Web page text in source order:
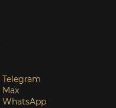
Telegram
Max
WhatsApp